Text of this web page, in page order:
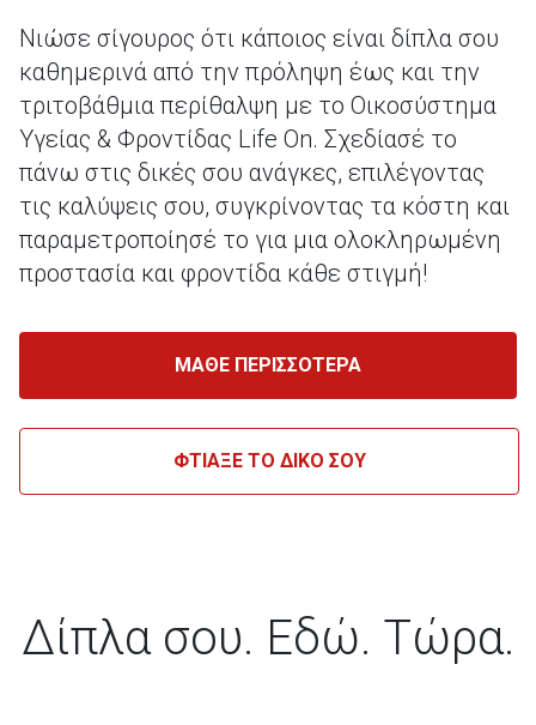
Νιώσε σίγουρος ότι κάποιος είναι δίπλα σου
καθημερινά από την πρόληψη έως και την
τριτοβάθμια περίθαλψη με το Οικοσύστημα
Υγείας & Φροντίδας Life On. Σχεδίασέ το
πάνω στις δικές σου ανάγκες, επιλέγοντας
τις καλύψεις σου, συγκρίνοντας τα κόστη και
παραμετροποίησέ το για μια ολοκληρωμένη
προστασία και φροντίδα κάθε στιγμή!
ΜΑΘΕ ΠΕΡΙΣΣΟΤΕΡΑ
ΦΤΙΑΞΕ ΤΟ ΔΙΚΟ ΣΟΥ
Δίπλα σου. Εδώ. Τώρα.